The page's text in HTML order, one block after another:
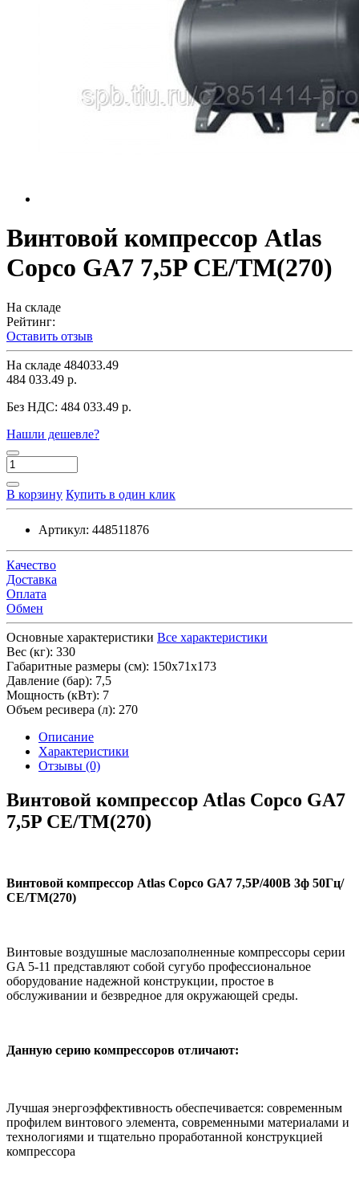
Винтовой компрессор Atlas
Copco GA7 7,5P СЕ/TM(270)
На складе
Рейтинг:
Оставить отзыв
На складе 484033.49
484 033.49 р.
Без НДС: 484 033.49 р.
Нашли дешевле?
В корзину Купить в один клик
Артикул: 448511876
Качество
Доставка
Оплата
Обмен
Основные характеристики Все характеристики
Вес (кг): 330
Габаритные размеры (см): 150х71х173
Давление (бар): 7,5
Мощность (кВт): 7
Объем ресивера (л): 270
Описание
Характеристики
Отзывы (0)
Винтовой компрессор Atlas Copco GA7
7,5P СЕ/TM(270)
Винтовой компрессор Atlas Copco GA7 7,5P/400В 3ф 50Гц/
СЕ/TM(270)
Винтовые воздушные маслозаполненные компрессоры серии
GA 5-11 представляют собой сугубо профессиональное
оборудование надежной конструкции, простое в
обслуживании и безвредное для окружающей среды.
Данную серию компрессоров отличают:
Лучшая энергоэффективность обеспечивается: современным
профилем винтового элемента, современными материалами и
технологиями и тщательно проработанной конструкцией
компрессора